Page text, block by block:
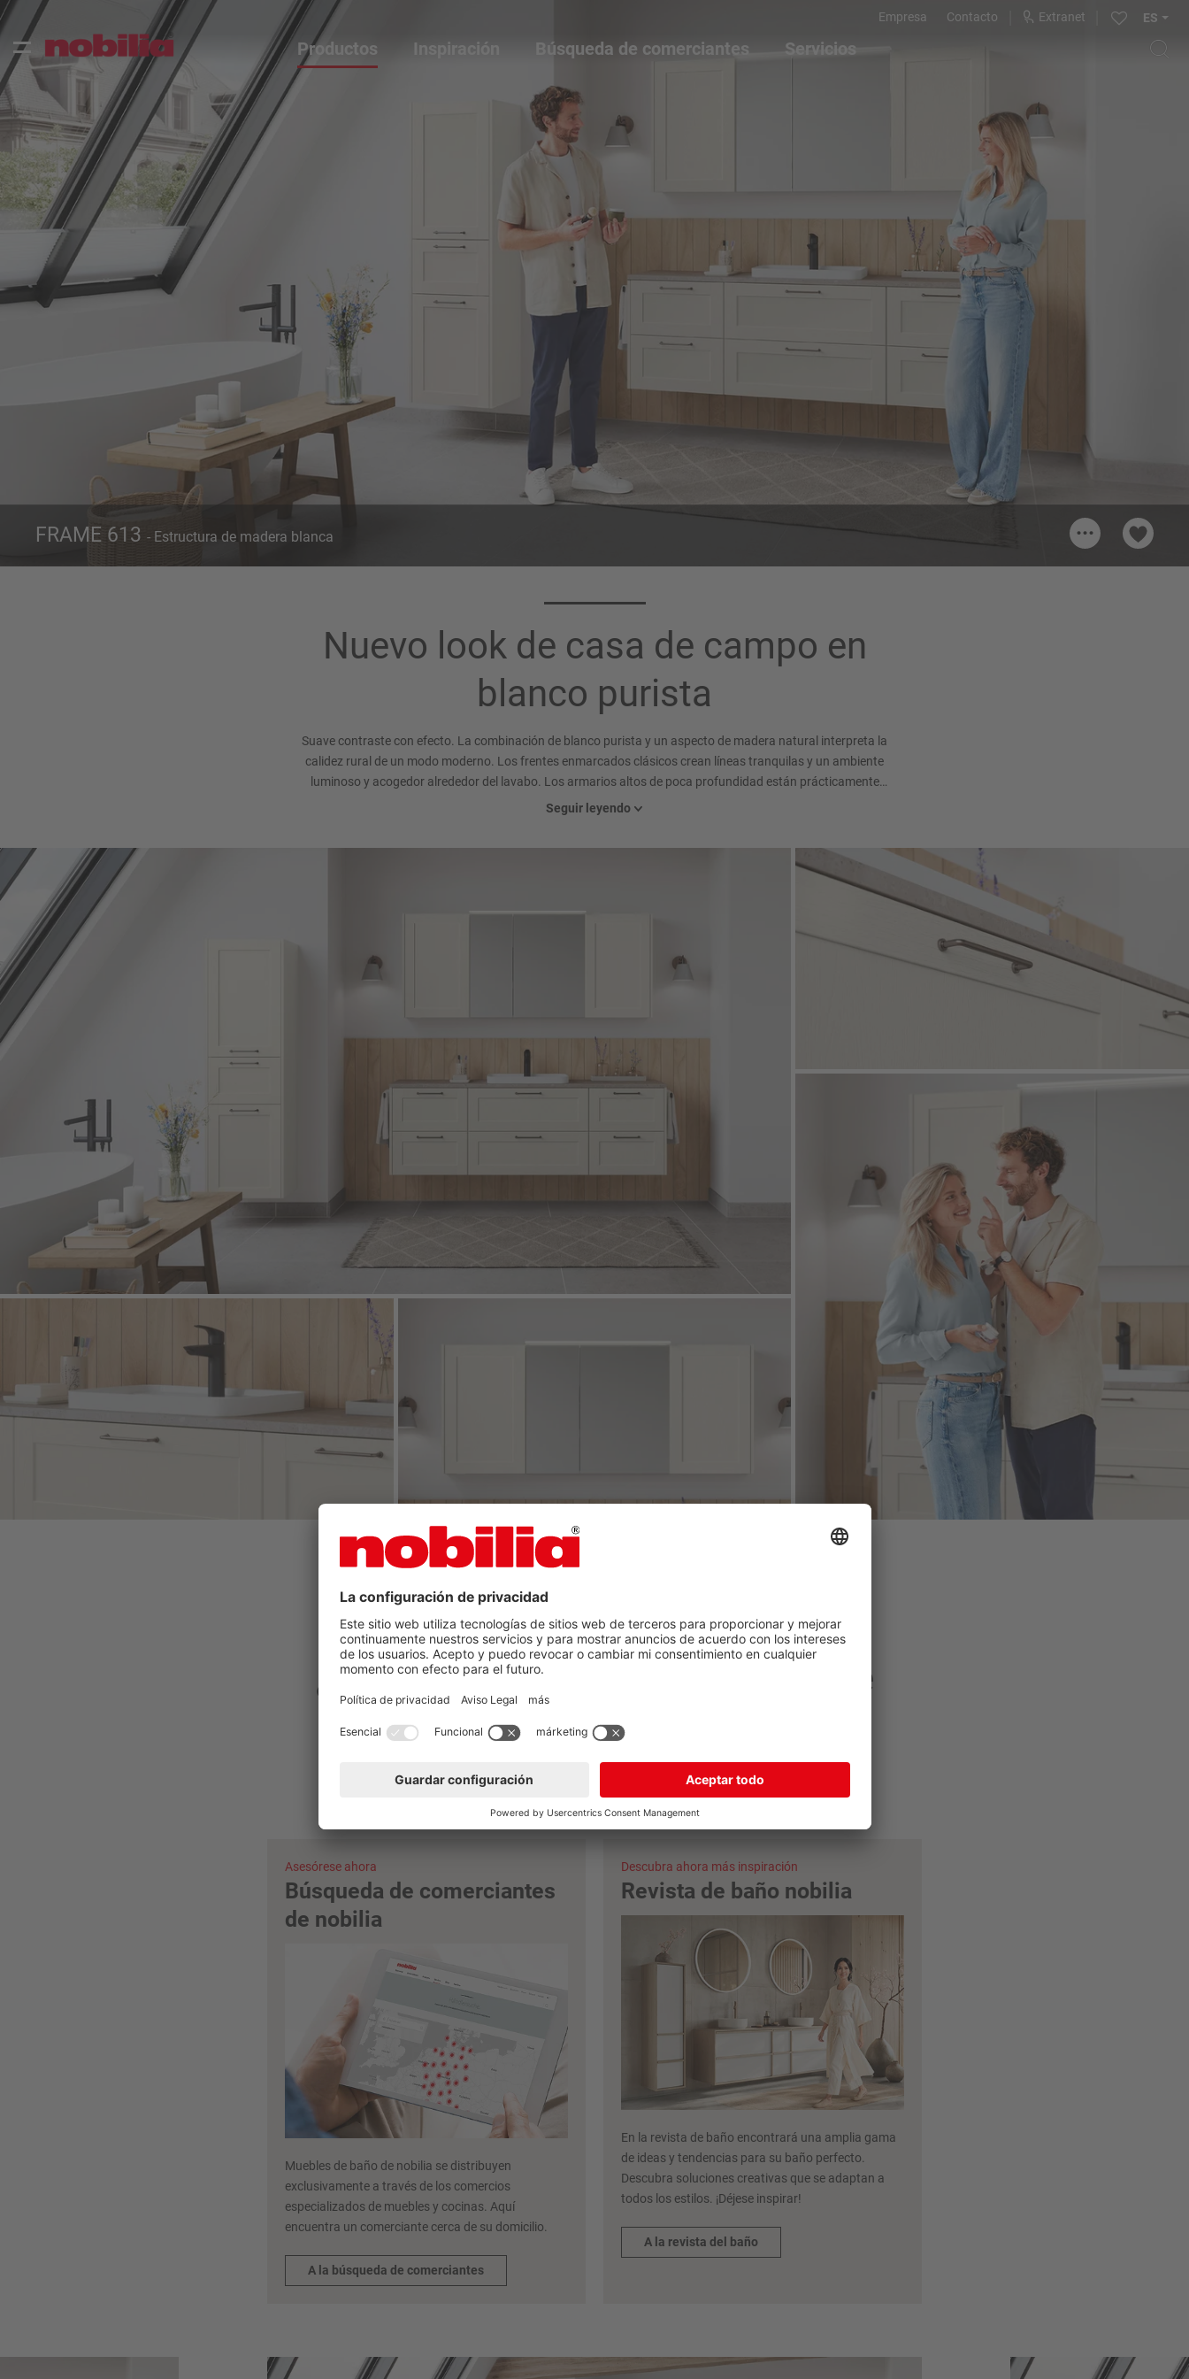
Empresa Contacto Extranet ES
Productos Inspiración Búsqueda de comerciantes Servicios
...
FRAME 613 - Estructura de madera blanca
Color de cuerpo
Blanco
Mesas de lavabos
Diseño mármol Jura beige grisáceo
Nuevo look de casa de campo en
blanco purista
Suave contraste con efecto. La combinación de blanco purista y un aspecto de madera natural interpreta la
calidez rural de un modo moderno. Los frentes enmarcados clásicos crean líneas tranquilas y un ambiente
luminoso y acogedor alrededor del lavabo. Los armarios altos de poca profundidad están prácticamente
planificados justo al lado del armario con espejo. Esto crea espacio de almacenamiento a la altura de los ojos y
Seguir leyendo
¿Ha encontrado el baño nobilia de
sus sueños?
Asesórese ahora
Búsqueda de comerciantes
de nobilia
Muebles de baño de nobilia se distribuyen
exclusivamente a través de los comercios
especializados de muebles y cocinas. Aquí
encuentra un comerciante cerca de su domicilio.
A la búsqueda de comerciantes
Descubra ahora más inspiración
Revista de baño nobilia
En la revista de baño encontrará una amplia gama
de ideas y tendencias para su baño perfecto.
Descubra soluciones creativas que se adaptan a
todos los estilos. ¡Déjese inspirar!
A la revista del baño